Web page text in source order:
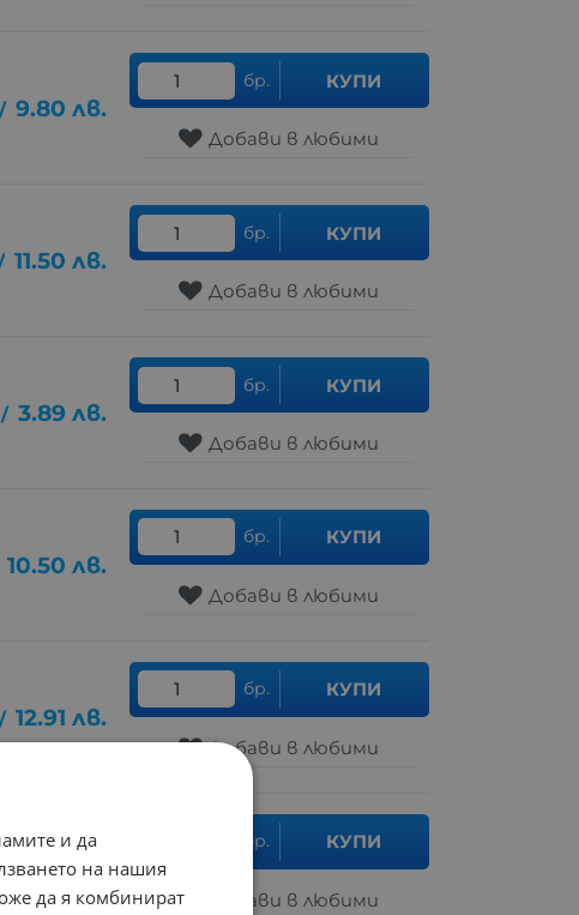
/ 9.80 лв.
бр. КУПИ
Добави в любими
11.50 лв.
бр. КУПИ
Добави в любими
/ 3.89 лв.
бр. КУПИ
Добави в любими
10.50 лв.
бр. КУПИ
Добави в любими
/ 12.91 лв.
бр. КУПИ
Добави в любими
/ 15.51 лв.
бр. КУПИ
Добави в любими
и да
на нашия
да я комбинират